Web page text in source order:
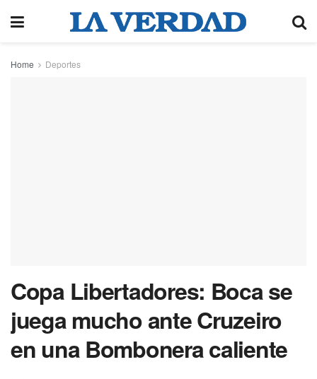
Home Deportes
Copa Libertadores: Boca se
juega mucho ante Cruzeiro
en una Bombonera caliente